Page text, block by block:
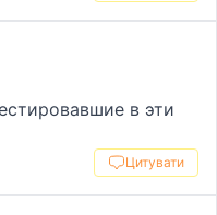
в эти
Цитувати